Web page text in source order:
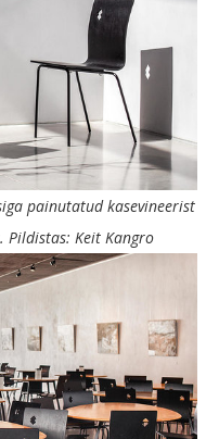
painutatud kasevineerist
Pildistas: Keit Kangro